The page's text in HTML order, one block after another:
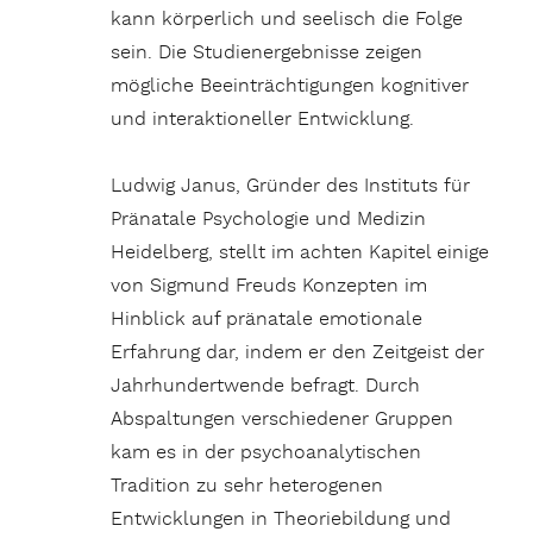
kann körperlich und seelisch die Folge
sein. Die Studienergebnisse zeigen
mögliche Beeinträchtigungen kognitiver
und interaktioneller Entwicklung.
Ludwig Janus, Gründer des Instituts für
Pränatale Psychologie und Medizin
Heidelberg, stellt im achten Kapitel einige
von Sigmund Freuds Konzepten im
Hinblick auf pränatale emotionale
Erfahrung dar, indem er den Zeitgeist der
Jahrhundertwende befragt. Durch
Abspaltungen verschiedener Gruppen
kam es in der psychoanalytischen
Tradition zu sehr heterogenen
Entwicklungen in Theoriebildung und